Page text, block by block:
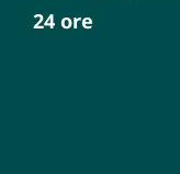
24 ore